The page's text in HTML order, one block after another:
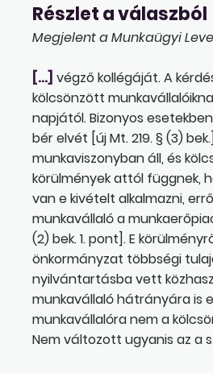
Részlet a válaszból
Megjelent a Munkaügyi
[…] végző kollégáját. A
kölcsönzött
napjától. Bizonyos
bér elvét [új Mt. 219. § (3)
munkaviszonyban áll, és
körülmények attól függnek,
van e kivételt alkalmazni,
munkavállaló a
(2) bek. 1. pont]. E
önkormányzat többségi
nyilvántartásba vett
munkavállaló hátrányára is
munkavállalóra nem a
Nem változott ugyanis az a